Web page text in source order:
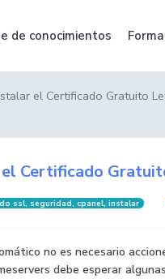
de conocimientos
el Certificado Gratuito
Certificado
ssl, seguridad, cpanel, instalar
no es necesario
debe esperar